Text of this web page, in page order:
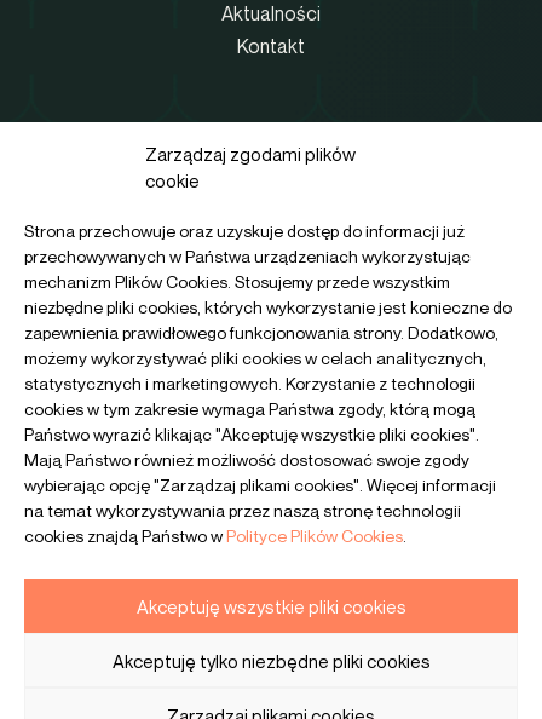
Zarządzaj zgodami plików
cookie
Strona przechowuje oraz uzyskuje dostęp do informacji już
przechowywanych w Państwa urządzeniach wykorzystując
mechanizm Plików Cookies. Stosujemy przede wszystkim
niezbędne pliki cookies, których wykorzystanie jest konieczne do
zapewnienia prawidłowego funkcjonowania strony. Dodatkowo,
możemy wykorzystywać pliki cookies w celach analitycznych,
statystycznych i marketingowych. Korzystanie z technologii
cookies w tym zakresie wymaga Państwa zgody, którą mogą
Państwo wyrazić klikając "Akceptuję wszystkie pliki cookies".
Mają Państwo również możliwość dostosować swoje zgody
wybierając opcję "Zarządzaj plikami cookies". Więcej informacji
na temat wykorzystywania przez naszą stronę technologii
cookies znajdą Państwo wPolityce Plików Cookies
Akceptuję wszystkie pliki cookies
Akceptuję tylko niezbędne pliki cookies
Aktualności
Kontakt
Polityka prywatności
Polityka cookies
Mam pytanie
linkedin
facebook
PL
EN